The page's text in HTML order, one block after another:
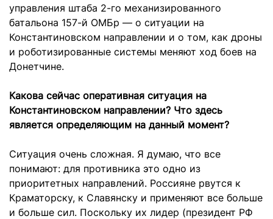
управления штаба 2-го механизированного
батальона 157-й ОМБр — о ситуации на
Константиновском направлении и о том, как дроны
и роботизированные системы меняют ход боев на
Донетчине.
Какова сейчас оперативная ситуация на
Константиновском направлении? Что здесь
является определяющим на данный момент?
Ситуация очень сложная. Я думаю, что все
понимают: для противника это одно из
приоритетных направлений. Россияне рвутся к
Краматорску, к Славянску и применяют все больше
и больше сил. Поскольку их лидер (президент РФ